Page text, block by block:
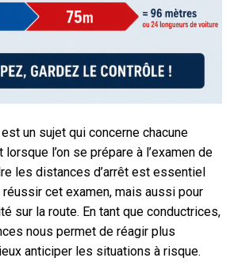
un sujet qui concerne chacune
lorsque l’on se prépare à l’examen de
les distances d’arrêt est essentiel
cet examen, mais aussi pour
sur la route. En tant que conductrices,
nous permet de réagir plus
anticiper les situations à risque.